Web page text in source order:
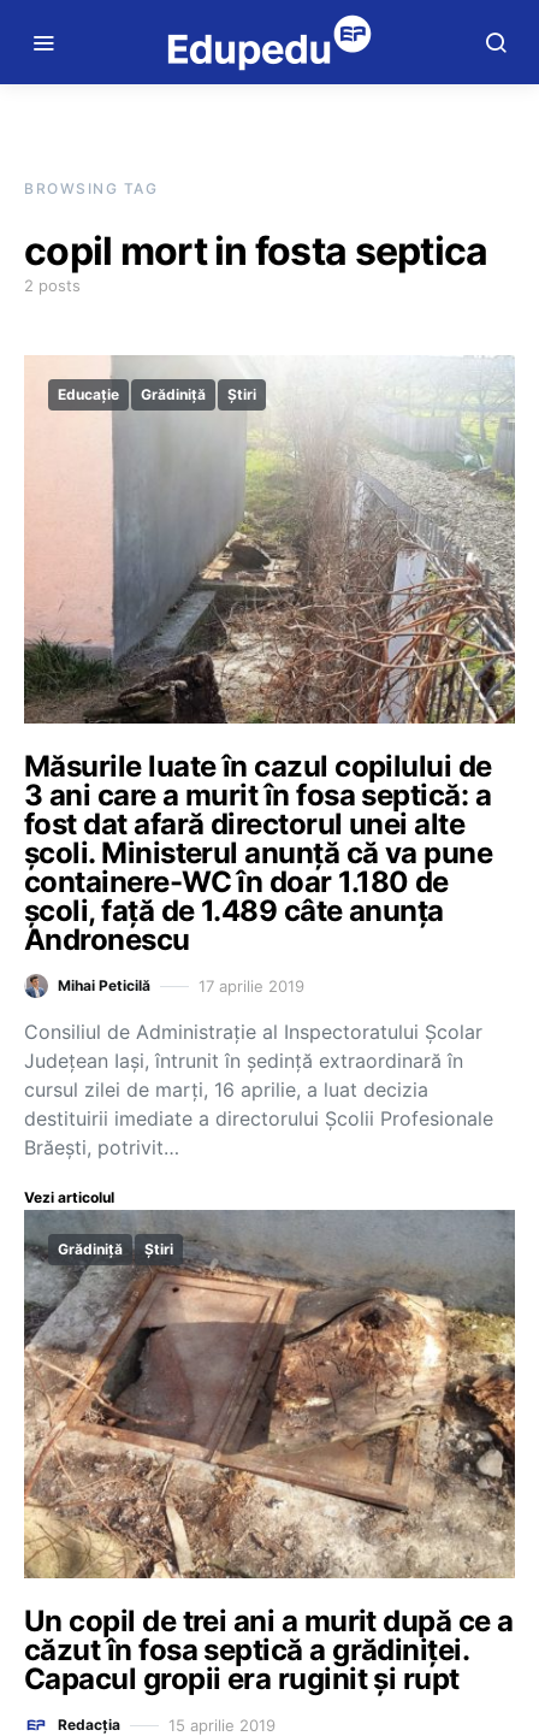
BROWSING TAG
copil mort in fosta septica
2 posts
Educație Grădiniță Știri
Măsurile luate în cazul copilului de
3 ani care a murit în fosa septică: a
fost dat afară directorul unei alte
școli. Ministerul anunță că va pune
containere-WC în doar 1.180 de
școli, față de 1.489 câte anunța
Andronescu
Mihai Peticilă 17 aprilie 2019
Consiliul de Administrație al Inspectoratului Școlar
Județean Iași, întrunit în ședință extraordinară în
cursul zilei de marți, 16 aprilie, a luat decizia
destituirii imediate a directorului Școlii Profesionale
Brăești, potrivit…
Vezi articolul
Grădiniță Știri
Un copil de trei ani a murit după ce a
căzut în fosa septică a grădiniţei.
Capacul gropii era ruginit şi rupt
Redacția 15 aprilie 2019